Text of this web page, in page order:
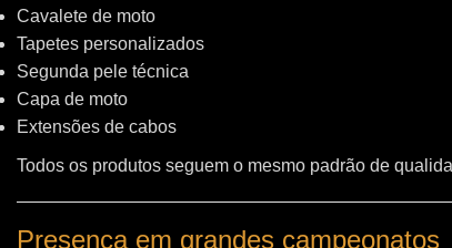
Cavalete de moto
Tapetes personalizados
Segunda pele técnica
Capa de moto
Extensões de cabos
Todos os produtos seguem o mesmo padrão de
Presença em grandes campeonatos